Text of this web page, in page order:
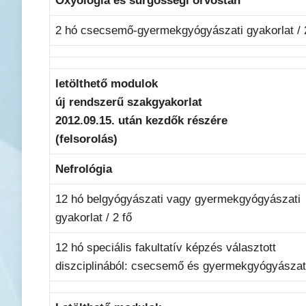
2 hó csecsemő-gyermekgyógyászati gyakorlat /
letölthető modulok
új rendszerű szakgyakorlat
2012.09.15. után kezdők részére
(felsorolás)
Nefrológia
12 hó belgyógyászati vagy gyermekgyógyászati
gyakorlat / 2 fő
12 hó speciális fakultatív képzés választott
diszciplinából: csecsemő és